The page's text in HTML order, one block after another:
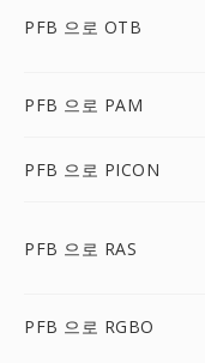
PFB 으로 OTB
PFB 으로 PAM
PFB 으로 PICON
PFB 으로 RAS
PFB 으로 RGBO